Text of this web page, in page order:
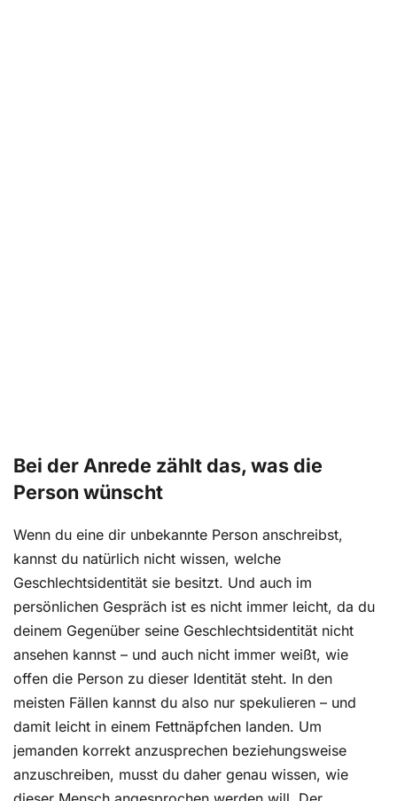
Bei der Anrede zählt das, was die
Person wünscht
Wenn du eine dir unbekannte Person anschreibst,
kannst du natürlich nicht wissen, welche
Geschlechtsidentität sie besitzt. Und auch im
persönlichen Gespräch ist es nicht immer leicht, da du
deinem Gegenüber seine Geschlechtsidentität nicht
ansehen kannst – und auch nicht immer weißt, wie
offen die Person zu dieser Identität steht. In den
meisten Fällen kannst du also nur spekulieren – und
damit leicht in einem Fettnäpfchen landen. Um
jemanden korrekt anzusprechen beziehungsweise
anzuschreiben, musst du daher genau wissen, wie